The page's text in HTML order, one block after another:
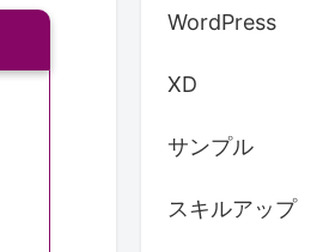
WordPress
XD
サンプル
スキルアップ